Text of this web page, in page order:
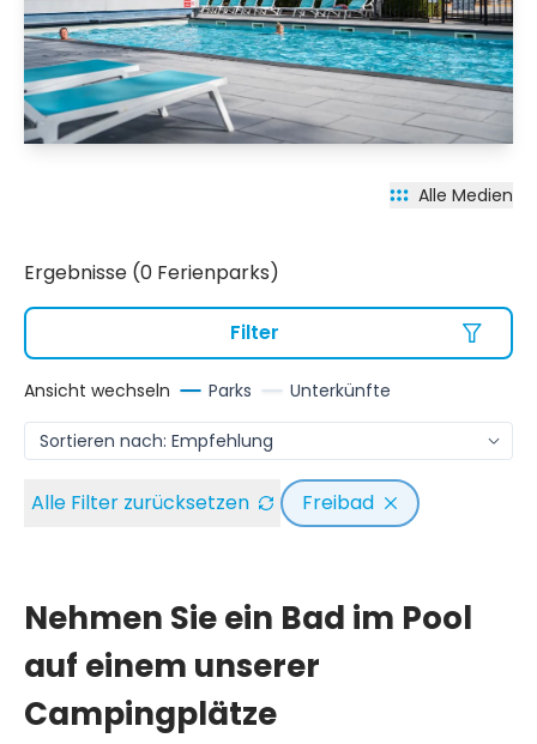
Alle Medien
Ergebnisse (0 Ferienparks)
Filter
Ansicht wechseln Parks Unterkünfte
Alle Filter zurücksetzen Freibad
Nehmen Sie ein Bad im Pool
auf einem unserer
Campingplätze